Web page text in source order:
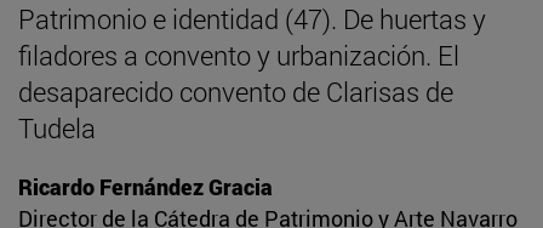
Patrimonio e identidad (47). De huertas y
filadores a convento y urbanización. El
desaparecido convento de Clarisas de
Tudela
Ricardo Fernández Gracia
Director de la Cátedra de Patrimonio y Arte Navarro